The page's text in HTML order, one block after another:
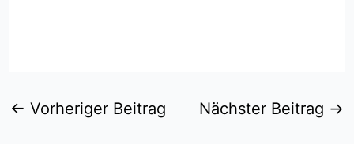
← Vorheriger Beitrag Nächster Beitrag →